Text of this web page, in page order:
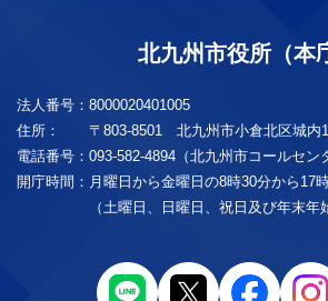
北九州市役所（本
法人番号： 8000020401005
住所：
〒803-8501 北九州市小倉北区城内
電話番号： 093-582-4894（北九州市コールセン
開庁時間： 月曜日から金曜日の8時30分から17
（土曜日、日曜日、祝日及び年末年